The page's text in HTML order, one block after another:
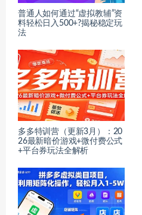
普通人如何通过“虚拟教辅”资
料轻松日入500+?揭秘稳定玩
法
多多特训营（更新3月）：20
26最新暗价游戏+微付费公式
+平台券玩法全解析